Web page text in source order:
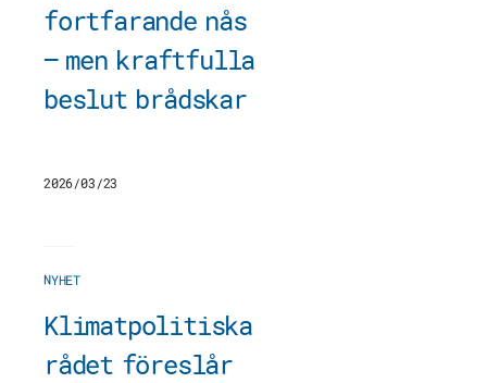
fortfarande nås
– men kraftfulla
beslut brådskar
2026/03/23
NYHET
Klimatpolitiska
rådet föreslår